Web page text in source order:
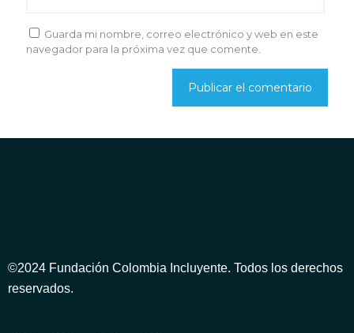
Guarda mi nombre, correo electrónico y web en este
navegador para la próxima vez que comente.
©2024 Fundación Colombia Incluyente. Todos los derechos
reservados.